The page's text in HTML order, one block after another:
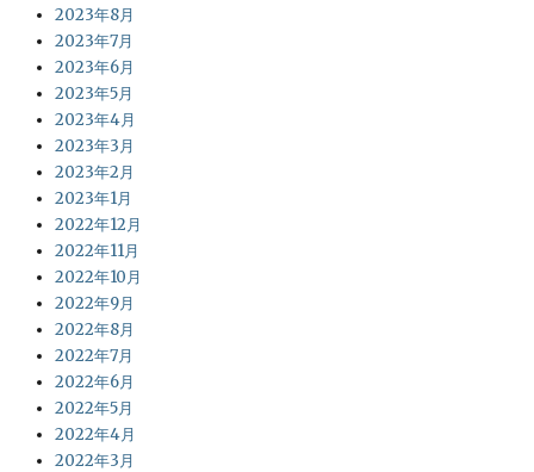
2023年8月
2023年7月
2023年6月
2023年5月
2023年4月
2023年3月
2023年2月
2023年1月
2022年12月
2022年11月
2022年10月
2022年9月
2022年8月
2022年7月
2022年6月
2022年5月
2022年4月
2022年3月